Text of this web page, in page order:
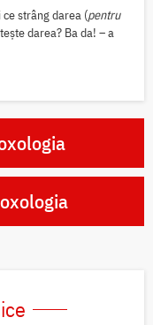
strâng darea (pentru
darea? Ba da! – a